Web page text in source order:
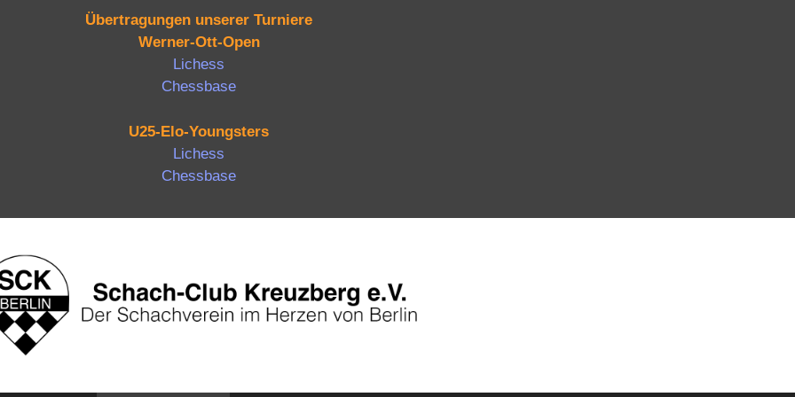
Übertragungen unserer Turniere
Werner-Ott-Open
Lichess
Chessbase
U25-Elo-Youngsters
Lichess
Chessbase